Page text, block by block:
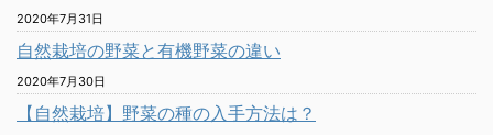
2020年7月31日
自然栽培の野菜と有機野菜の違い
2020年7月30日
【自然栽培】野菜の種の入手方法は？